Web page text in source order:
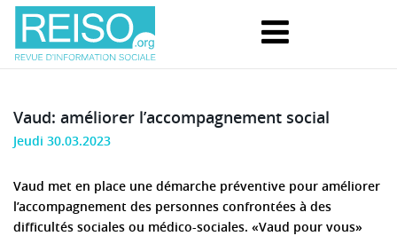
Vaud: améliorer l’accompagnement social
Jeudi 30.03.2023
Vaud met en place une démarche préventive pour améliorer
l’accompagnement des personnes confrontées à des
difficultés sociales ou médico-sociales. «Vaud pour vous»